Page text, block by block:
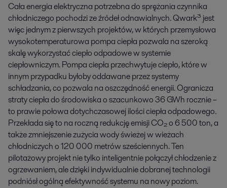
Cała energia elektryczna potrzebna do sprężania czynnika
chłodniczego pochodzi ze źródeł odnawialnych. Qwark³ jest
więc jednym z pierwszych projektów, w których przemysłowa
wysokotemperaturowa pompa ciepła pozwala na szeroką
skalę wykorzystać ciepło odpadowe w systemie
ciepłowniczym. Pompa ciepła przechwytuje ciepło, które w
innym przypadku byłoby oddawane przez systemy
schładzania, co pozwala na oszczędność energii. Ogranicza
straty ciepła do środowiska o szacunkowo 36 GWh rocznie –
to prawie połowa dotychczasowej ilości ciepła odpadowego.
Przekłada się to na roczną redukcję emisji CO₂ o 6 500 ton, a
także zmniejszenie zużycia wody świeżej w wieżach
chłodniczych o 120 000 metrów sześciennych. Ten
pilotażowy projekt nie tylko inteligentnie połączył chłodzenie z
ogrzewaniem, ale dzięki indywidualnie dobranej technologii
podniósł ogólną efektywność systemu na nowy poziom.